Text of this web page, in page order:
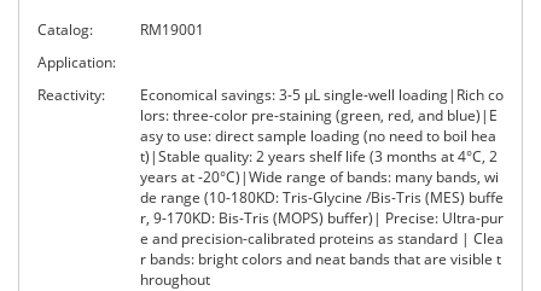
Catalog:
RM19001
Application:
Reactivity:
Economical savings: 3-5 μL single-well loading|Rich co
lors: three-color pre-staining (green, red, and blue)|E
asy to use: direct sample loading (no need to boil hea
t)|Stable quality: 2 years shelf life (3 months at 4°C, 2
years at -20°C)|Wide range of bands: many bands, wi
de range (10-180KD: Tris-Glycine /Bis-Tris (MES) buffe
r, 9-170KD: Bis-Tris (MOPS) buffer)| Precise: Ultra-pur
e and precision-calibrated proteins as standard | Clea
r bands: bright colors and neat bands that are visible t
hroughout